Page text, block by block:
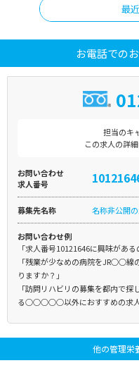
最
お電話での
担当のキ
この求人の詳
お問い合わせ
求人番号
募集先名称 名称非公開
お問い合わせ例
「求人番号10121646に興味があ
「残業が少なめの病院をJR○○線
りますか？」
「訪問リハビリの募集を都内で
る○○○○○以外におすすめの求人
他の管理栄